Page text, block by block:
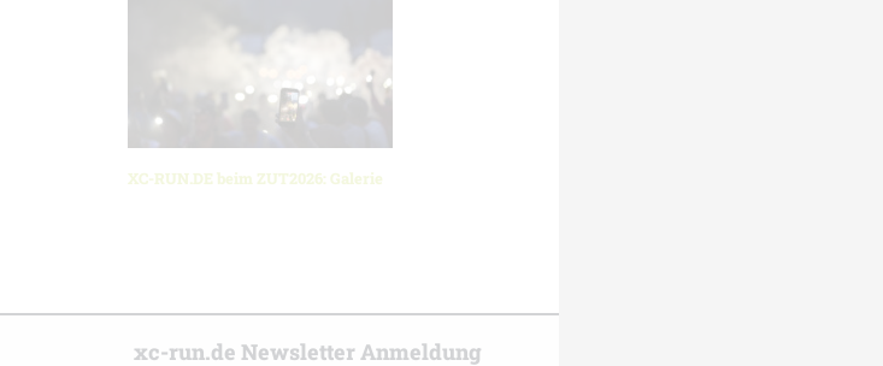
XC-RUN.DE beim ZUT2026: Galerie
xc-run.de Newsletter Anmeldung